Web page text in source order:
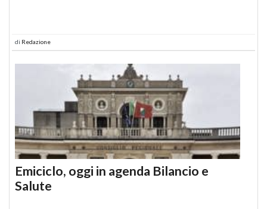
di Redazione
Emiciclo, oggi in agenda Bilancio e
Salute